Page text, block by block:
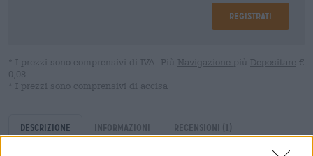
Registrati
* I prezzi sono comprensivi di IVA. Più Navigazione più Depositare €
0,08
* I prezzi sono comprensivi di accisa
Descrizione Informazioni Recensioni (1)